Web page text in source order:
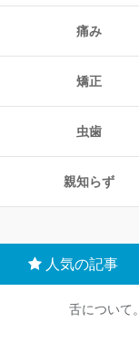
痛み
矯正
虫歯
親知らず
人気の記事
舌について。